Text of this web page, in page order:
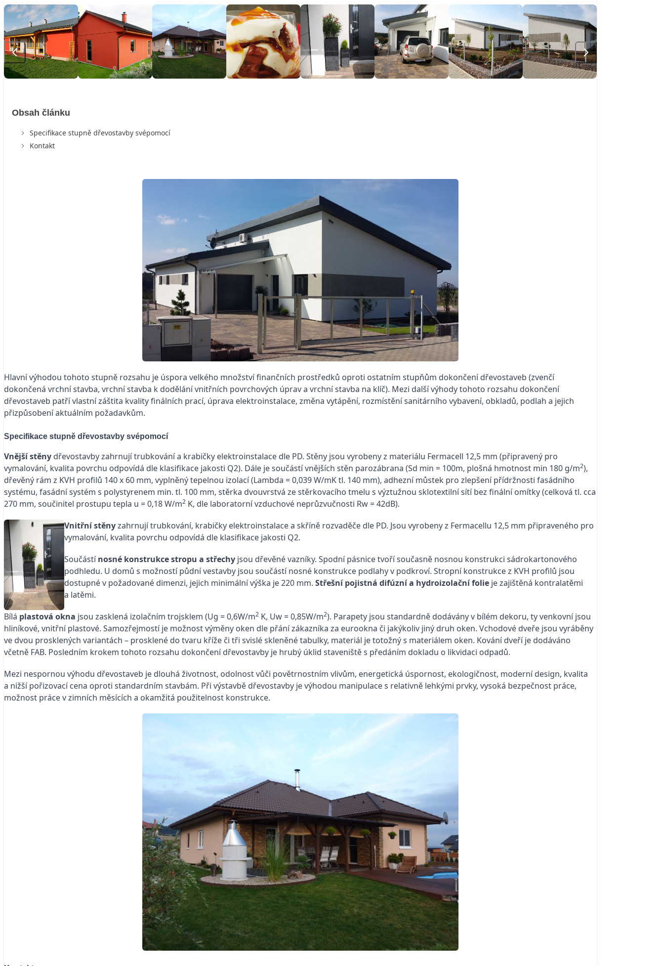
Obsah článku
Specifikace stupně dřevostavby svépomocí
Kontakt
Hlavní výhodou tohoto stupně rozsahu je úspora velkého množství finančních prostředků oproti ostatním stupňům dokončení dřevostaveb (zvenčí
dokončená vrchní stavba, vrchní stavba k dodělání vnitřních povrchových úprav a vrchní stavba na klíč). Mezi další výhody tohoto rozsahu dokončení
dřevostaveb patří vlastní záštita kvality finálních prací, úprava elektroinstalace, změna vytápění, rozmístění sanitárního vybavení, obkladů, podlah a jejich
přizpůsobení aktuálním požadavkům.
Specifikace stupně dřevostavby svépomocí
Vnější stěny dřevostavby zahrnují trubkování a krabičky elektroinstalace dle PD. Stěny jsou vyrobeny z materiálu Fermacell 12,5 mm (připravený pro
vymalování, kvalita povrchu odpovídá dle klasifikace jakosti Q2). Dále je součástí vnějších stěn parozábrana (Sd min = 100m, plošná hmotnost min 180 g/m2),
dřevěný rám z KVH profilů 140 x 60 mm, vyplněný tepelnou izolací (Lambda = 0,039 W/mK tl. 140 mm), adhezní můstek pro zlepšení přídržnosti fasádního
systému, fasádní systém s polystyrenem min. tl. 100 mm, stěrka dvouvrstvá ze stěrkovacího tmelu s výztužnou sklotextilní sítí bez finální omítky (celková tl. cca
270 mm, součinitel prostupu tepla u = 0,18 W/m2 K, dle laboratorní vzduchové neprůzvučnosti Rw = 42dB).
Vnitřní stěnyzahrnují trubkování, krabičky elektroinstalace a skříně rozvaděče dle PD. Jsou vyrobeny z Fermacellu 12,5 mm připraveného pro
vymalování, kvalita povrchu odpovídá dle klasifikace jakosti Q2.
Součástínosné konstrukce stropu a střechy jsou dřevěné vazníky. Spodní pásnice tvoří současně nosnou konstrukci sádrokartonového
podhledu. U domů s možností půdní vestavby jsou součástí nosné konstrukce podlahy v podkroví. Stropní konstrukce z KVH profilů jsou
dostupné v požadované dimenzi, jejich minimální výška je 220 mm. Střešní pojistná difúzní a hydroizolační folie je zajištěná kontralatěmi
a latěmi.
Bílá plastová okna jsou zasklená izolačním trojsklem (Ug = 0,6W/m2 K, Uw = 0,85W/m2). Parapety jsou standardně dodávány v bílém dekoru, ty venkovní jsou
hliníkové, vnitřní plastové. Samozřejmostí je možnost výměny oken dle přání zákazníka za eurookna či jakýkoliv jiný druh oken. Vchodové dveře jsou vyráběny
ve dvou prosklených variantách – prosklené do tvaru kříže či tři svislé skleněné tabulky, materiál je totožný s materiálem oken. Kování dveří je dodáváno
včetně FAB. Posledním krokem tohoto rozsahu dokončení dřevostavby je hrubý úklid staveniště s předáním dokladu o likvidaci odpadů.
Mezi nespornou výhodu dřevostaveb je dlouhá životnost, odolnost vůči povětrnostním vlivům, energetická úspornost, ekologičnost, moderní design, kvalita
a nižší pořizovací cena oproti standardním stavbám. Při výstavbě dřevostavby je výhodou manipulace s relativně lehkými prvky, vysoká bezpečnost práce,
možnost práce v zimních měsících a okamžitá použitelnost konstrukce.